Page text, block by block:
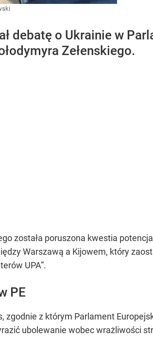
debatę o Ukrainie w
Zełenskiego.
została poruszona kwestia
Warszawą a Kijowem, który
UPA”.
PE
zgodnie z którym Parlament
ubolewanie wobec wrażliwości